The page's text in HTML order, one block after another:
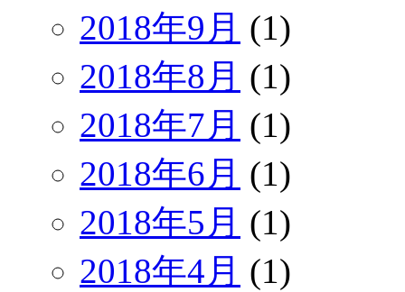
2018年9月 (1)
2018年8月 (1)
2018年7月 (1)
2018年6月 (1)
2018年5月 (1)
2018年4月 (1)